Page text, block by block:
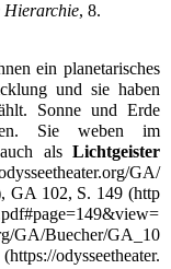
Hierarchie, 8.
ein planetarisches
und sie haben
Sonne undErde
Sie weben im
alsLichtgeister
, GA 102, S. 149